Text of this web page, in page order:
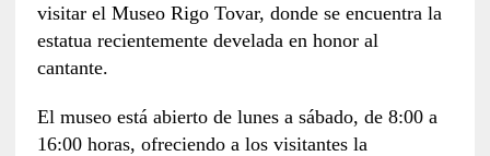
visitar el Museo Rigo Tovar, donde se encuentra la
estatua recientemente develada en honor al
cantante.
El museo está abierto de lunes a sábado, de 8:00 a
16:00 horas, ofreciendo a los visitantes la